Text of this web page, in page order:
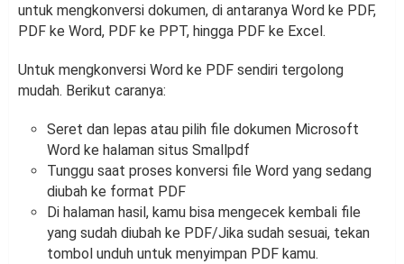
untuk mengkonversi dokumen, di antaranya Word ke PDF,
PDF ke Word, PDF ke PPT, hingga PDF ke Excel.
Untuk mengkonversi Word ke PDF sendiri tergolong
mudah. Berikut caranya:
Seret dan lepas atau pilih file dokumen Microsoft
Word ke halaman situs Smallpdf
Tunggu saat proses konversi file Word yang sedang
diubah ke format PDF
Di halaman hasil, kamu bisa mengecek kembali file
yang sudah diubah ke PDF/Jika sudah sesuai, tekan
tombol unduh untuk menyimpan PDF kamu.